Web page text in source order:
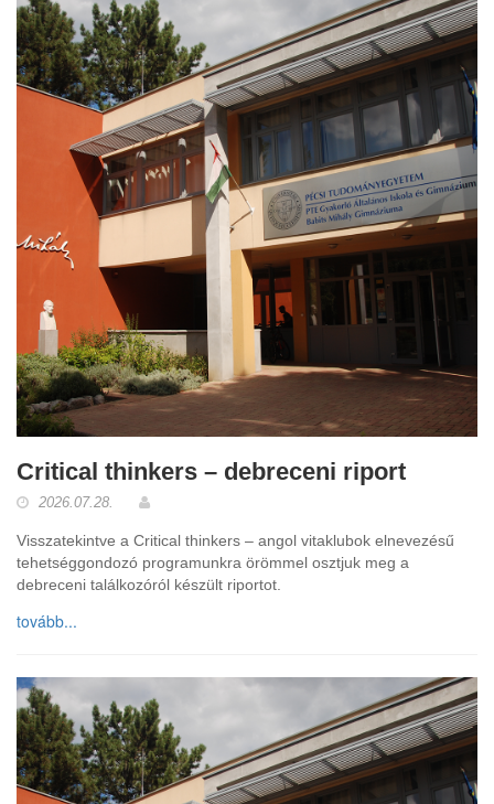
Critical thinkers – debreceni riport
2026.07.28.
Visszatekintve a Critical thinkers – angol vitaklubok elnevezésű
tehetséggondozó programunkra örömmel osztjuk meg a
debreceni találkozóról készült riportot.
tovább...